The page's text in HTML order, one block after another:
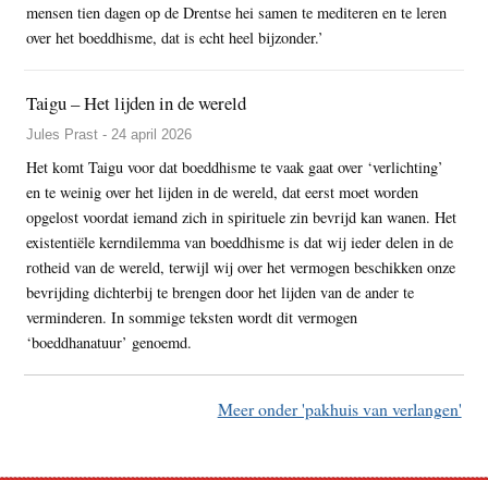
mensen tien dagen op de Drentse hei samen te mediteren en te leren
over het boeddhisme, dat is echt heel bijzonder.’
Taigu – Het lijden in de wereld
Jules Prast - 24 april 2026
Het komt Taigu voor dat boeddhisme te vaak gaat over ‘verlichting’
en te weinig over het lijden in de wereld, dat eerst moet worden
opgelost voordat iemand zich in spirituele zin bevrijd kan wanen. Het
existentiële kerndilemma van boeddhisme is dat wij ieder delen in de
rotheid van de wereld, terwijl wij over het vermogen beschikken onze
bevrijding dichterbij te brengen door het lijden van de ander te
verminderen. In sommige teksten wordt dit vermogen
‘boeddhanatuur’ genoemd.
Meer onder 'pakhuis van verlangen'